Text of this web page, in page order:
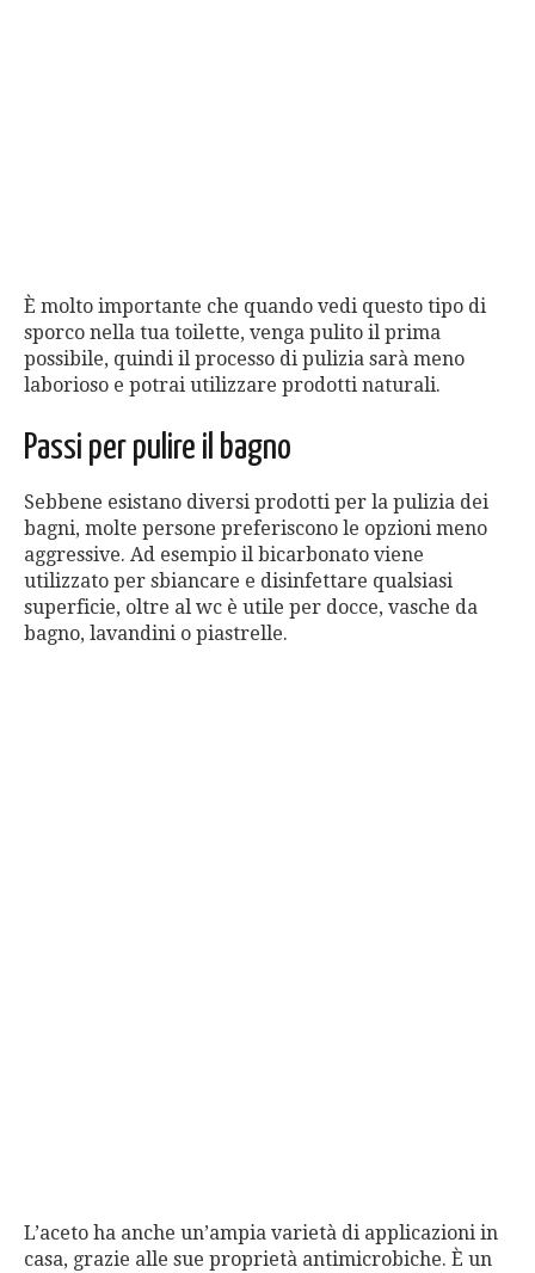
È molto importante che quando vedi questo tipo di
sporco nella tua toilette, venga pulito il prima
possibile, quindi il processo di pulizia sarà meno
laborioso e potrai utilizzare prodotti naturali.
Passi per pulire il bagno
Sebbene esistano diversi prodotti per la pulizia dei
bagni, molte persone preferiscono le opzioni meno
aggressive. Ad esempio il bicarbonato viene
utilizzato per sbiancare e disinfettare qualsiasi
superficie, oltre al wc è utile per docce, vasche da
bagno, lavandini o piastrelle.
L’aceto ha anche un’ampia varietà di applicazioni in
casa, grazie alle sue proprietà antimicrobiche. È un